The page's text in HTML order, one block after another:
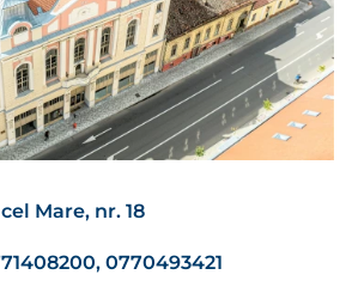
Mare, nr. 18
0770493421